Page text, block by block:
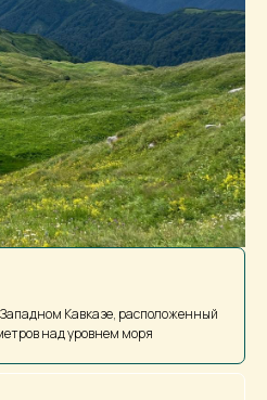
Кавказе, расположенный
над уровнем моря